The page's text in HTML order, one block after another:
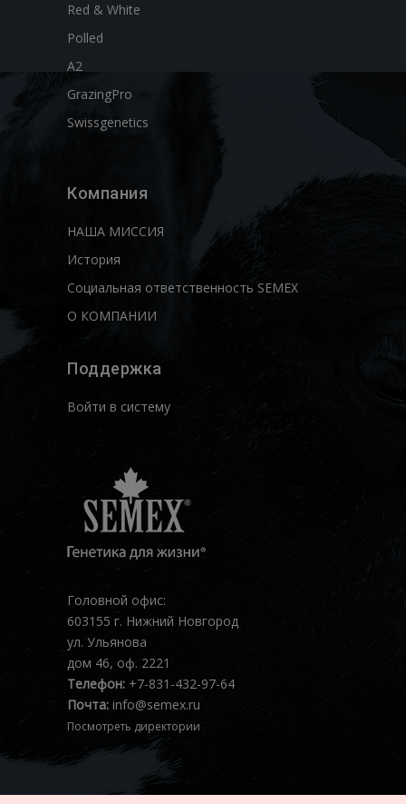
Red & White
Polled
A2
GrazingPro
Swissgenetics
Компания
НАША МИССИЯ
История
Социальная ответственность SEMEX
О КОМПАНИИ
Поддержка
Войти в систему
Головной офис:
603155 г. Нижний Новгород
ул. Ульянова
дом 46, оф. 2221
Телефон: +7-831-432-97-64
Почта: info@semex.ru
Посмотреть директории